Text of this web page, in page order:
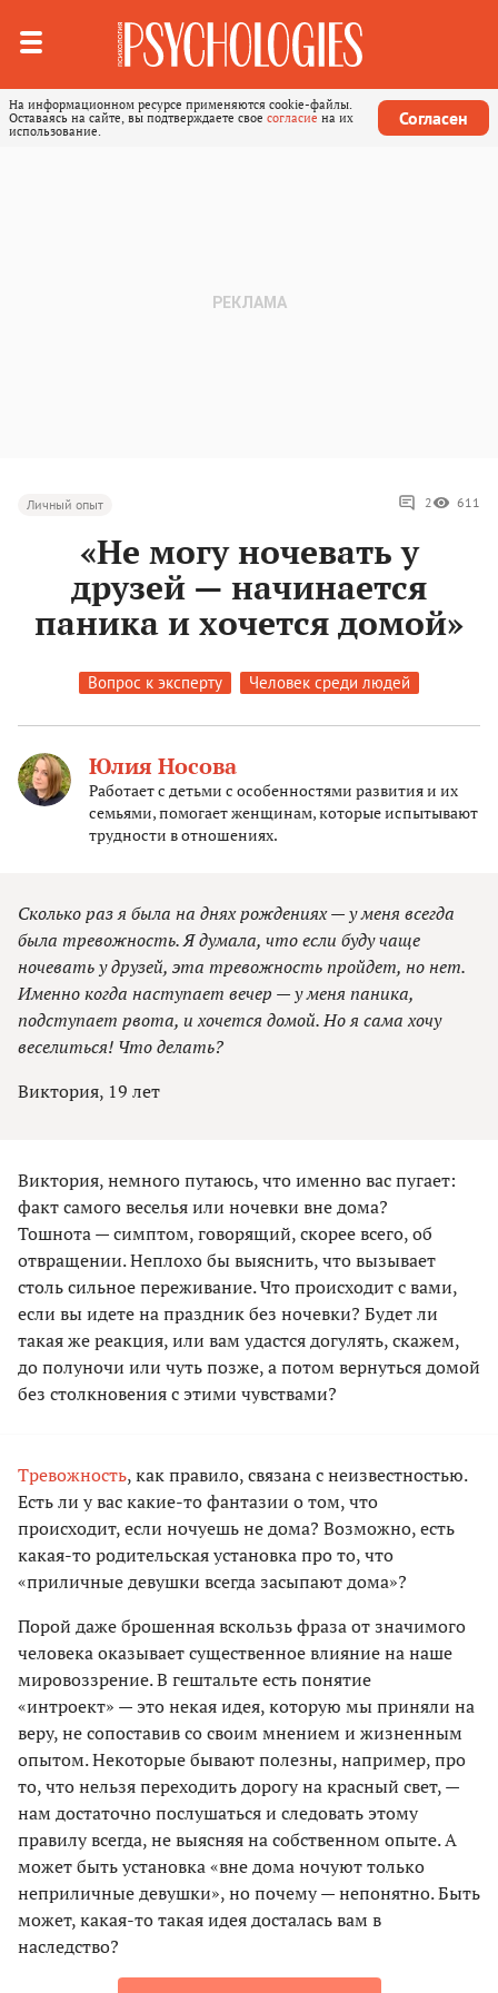
На информационном ресурсе применяются cookie-файлы.
Оставаясь на сайте, вы подтверждаете свое согласие на их
использование.
Согласен
Личный опыт 2 611
«Не могу ночевать у
друзей — начинается
паника и хочется домой»
Вопрос к эксперту Человек среди людей
Юлия Носова
Работает с детьми с особенностями развития и их
семьями, помогает женщинам, которые испытывают
трудности в отношениях.
Сколько раз я была на днях рождениях — у меня всегда
была тревожность. Я думала, что если буду чаще
ночевать у друзей, эта тревожность пройдет, но нет.
Именно когда наступает вечер — у меня паника,
подступает рвота, и хочется домой. Но я сама хочу
веселиться! Что делать?
Виктория, 19 лет
Виктория, немного путаюсь, что именно вас пугает:
факт самого веселья или ночевки вне дома?
Тошнота — симптом, говорящий, скорее всего, об
отвращении. Неплохо бы выяснить, что вызывает
столь сильное переживание. Что происходит с вами,
если вы идете на праздник без ночевки? Будет ли
такая же реакция, или вам удастся догулять, скажем,
до полуночи или чуть позже, а потом вернуться домой
без столкновения с этими чувствами?
Тревожность, как правило, связана с неизвестностью.
Есть ли у вас какие-то фантазии о том, что
происходит, если ночуешь не дома? Возможно, есть
какая-то родительская установка про то, что
«приличные девушки всегда засыпают дома»?
Порой даже брошенная вскользь фраза от значимого
человека оказывает существенное влияние на наше
мировоззрение. В гештальте есть понятие
«интроект» — это некая идея, которую мы приняли на
веру, не сопоставив со своим мнением и жизненным
опытом. Некоторые бывают полезны, например, про
то, что нельзя переходить дорогу на красный свет, —
нам достаточно послушаться и следовать этому
правилу всегда, не выясняя на собственном опыте. А
может быть установка «вне дома ночуют только
неприличные девушки», но почему — непонятно. Быть
может, какая-то такая идея досталась вам в
наследство?